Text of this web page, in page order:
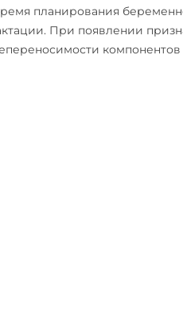
планирования
При появлении
компонентов